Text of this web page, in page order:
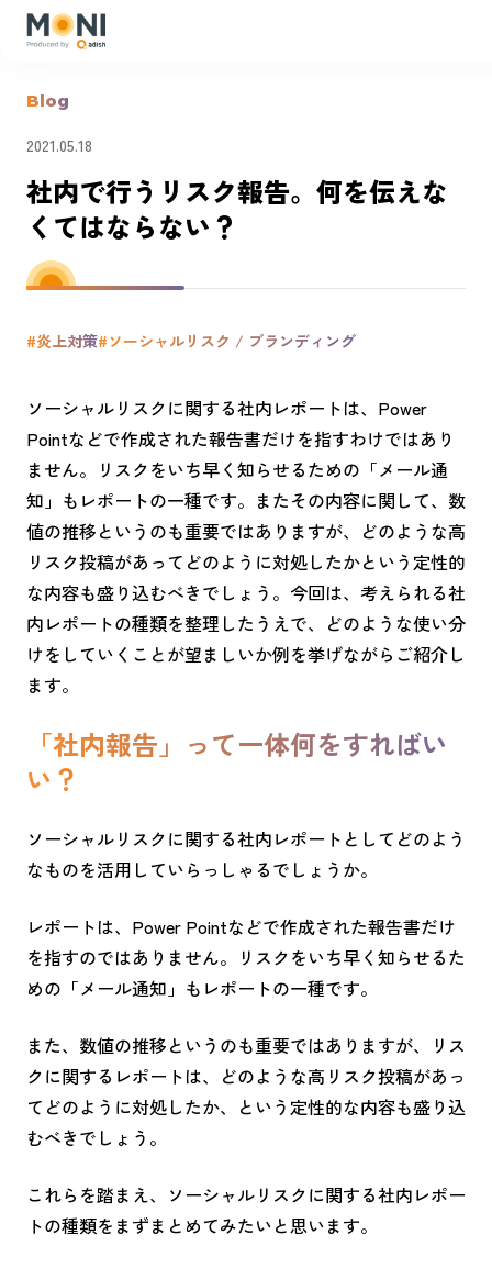
Blog
2021.05.18
社内で行うリスク報告。何を伝えな
くてはならない？
#炎上対策#ソーシャルリスク / ブランディング
ソーシャルリスクに関する社内レポートは、Power
Pointなどで作成された報告書だけを指すわけではあり
ません。リスクをいち早く知らせるための「メール通
知」もレポートの一種です。またその内容に関して、数
値の推移というのも重要ではありますが、どのような高
リスク投稿があってどのように対処したかという定性的
な内容も盛り込むべきでしょう。今回は、考えられる社
内レポートの種類を整理したうえで、どのような使い分
けをしていくことが望ましいか例を挙げながらご紹介し
ます。
「社内報告」って一体何をすればい
い？
ソーシャルリスクに関する社内レポートとしてどのよう
なものを活用していらっしゃるでしょうか。
レポートは、Power Pointなどで作成された報告書だけ
を指すのではありません。リスクをいち早く知らせるた
めの「メール通知」もレポートの一種です。
また、数値の推移というのも重要ではありますが、リス
クに関するレポートは、どのような高リスク投稿があっ
てどのように対処したか、という定性的な内容も盛り込
むべきでしょう。
これらを踏まえ、ソーシャルリスクに関する社内レポー
トの種類をまずまとめてみたいと思います。